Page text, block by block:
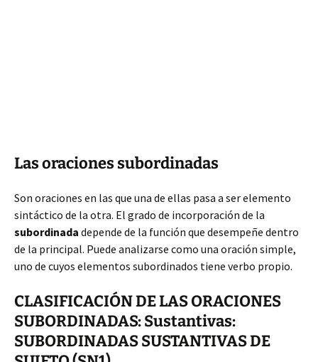
Las oraciones subordinadas
Son oraciones en las que una de ellas pasa a ser elemento
sintáctico de la otra. El grado de incorporación de la
subordinada depende de la función que desempeñe dentro
de la principal. Puede analizarse como una oración simple,
uno de cuyos elementos subordinados tiene verbo propio.
CLASIFICACIÓNDE LAS ORACIONES
SUBORDINADAS: Sustantivas:
SUBORDINADAS SUSTANTIVAS DE